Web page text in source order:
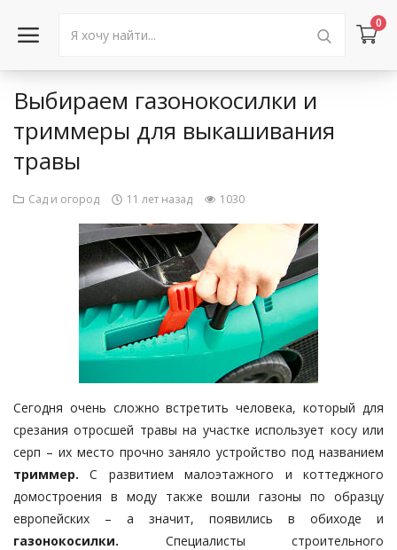
0
Войти в аккаунт
Каталог товаров
Акции
Объявления
Контакты
Выбираем газонокосилки и
триммеры для выкашивания
травы
Сад и огород 11 лет назад 1030
Сегодня очень сложно встретить человека, который для
срезания отросшей травы на участке использует косу или
серп – их место прочно заняло устройство под названием
триммер. С развитием малоэтажного и коттеджного
домостроения в моду также вошли газоны по образцу
европейских – а значит, появились в обиходе и
газонокосилки. Специалисты строительного